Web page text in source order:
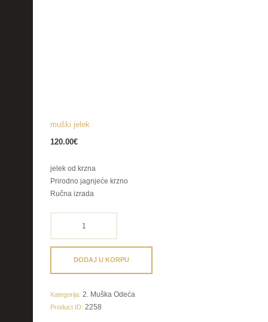
muški jelek
120.00€
jelek od krzna
Prirodno jagnjeće krzno
Ručna izrada
DODAJ U KORPU
Kategorija: 2. Muška Odeća
Product ID: 2258